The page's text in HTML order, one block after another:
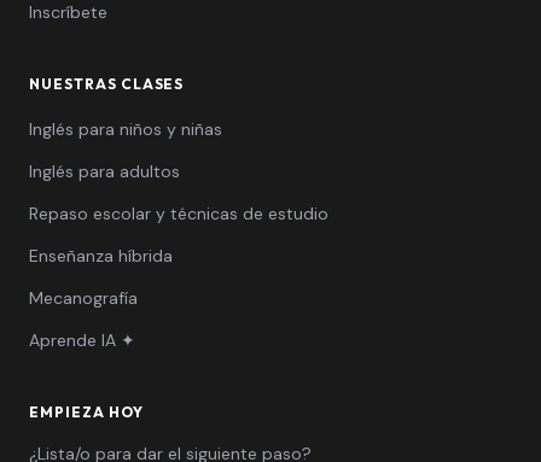
Inscríbete
NUESTRAS CLASES
Inglés para niños y niñas
Inglés para adultos
Repaso escolar y técnicas de estudio
Enseñanza híbrida
Mecanografía
Aprende IA ✦
EMPIEZA HOY
¿Lista/o para dar el siguiente paso?